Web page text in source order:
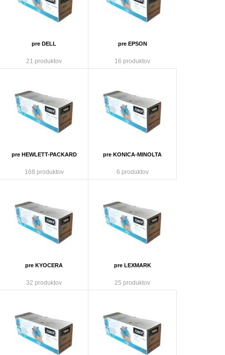
pre DELL
21 produktov
pre EPSON
16 produktov
pre HEWLETT-PACKARD
168 produktov
pre KONICA-MINOLTA
6 produktov
pre KYOCERA
32 produktov
pre LEXMARK
25 produktov